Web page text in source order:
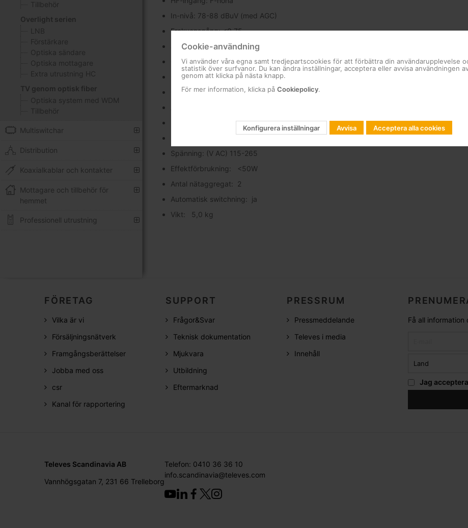
Tillbehör
Overlight serien
LNB
Förstärkare
Optiska sändare
Optiska mottagare
Extra utrustning HC
TV genom optisk fiber
Optiska system med WDM
Tillbehör
Multiswitchar
Distribution
Koaxialkablar och kontakter
Mottagare och tillbehör för
hemmet
Professionell utrustning
In-nivå: 78-88 dBuV (med AGC)
Frekvensgång: <0,75
Systemparametrar (vid 59 PAL-D kanaler)
CTB <-65 dB
CSO: <-60 dB
CNR: >51 dB
Spänning: (V AC) 115-265
Effektförbrukning: <50W
Antal nätaggregat: 2
Automatisk switchning: ja
Vikt: 5,0 kg
FÖRETAG
Vilka är vi
Försäljningsnätverk
Framgångsberättelser
Jobba med oss
csr
Kanal för rapportering
SUPPORT
Frågor&Svar
Teknisk dokumentation
Mjukvara
Utbildning
Eftermarknad
PRESSRUM
Pressmeddelande
Televes i media
Innehåll
Få all information
Jag
Televes Scandinavia AB
Vannhögsgatan 7, 231 66 Trelleborg
Telefon: 0410 36 36 10
info.scandinavia@televes.com
Cookie-användning
Vi använder våra egna samt tredjepartscookies för att förbättra din användarupplevelse
statistik över surfvanor. Du kan ändra inställningar, acceptera eller avvisa användningen
genom att klicka på nästa knapp.
För mer information, klicka på Cookiepolicy.
Konfigurera inställningar Avvisa Acceptera alla cookies